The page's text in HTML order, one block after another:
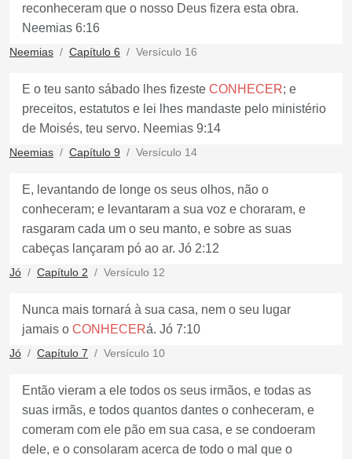
reconheceram que o nosso Deus fizera esta obra.
Neemias 6:16
Neemias Capítulo 6 Versículo 16
E o teu santo sábado lhes fizeste CONHECER; e
preceitos, estatutos e lei lhes mandaste pelo ministério
de Moisés, teu servo. Neemias 9:14
Neemias Capítulo 9 Versículo 14
E, levantando de longe os seus olhos, não o
conheceram; e levantaram a sua voz e choraram, e
rasgaram cada um o seu manto, e sobre as suas
cabeças lançaram pó ao ar. Jó 2:12
Jó Capítulo 2 Versículo 12
Nunca mais tornará à sua casa, nem o seu lugar
jamais o CONHECERá. Jó 7:10
Jó Capítulo 7 Versículo 10
Então vieram a ele todos os seus irmãos, e todas as
suas irmãs, e todos quantos dantes o conheceram, e
comeram com ele pão em sua casa, e se condoeram
dele, e o consolaram acerca de todo o mal que o